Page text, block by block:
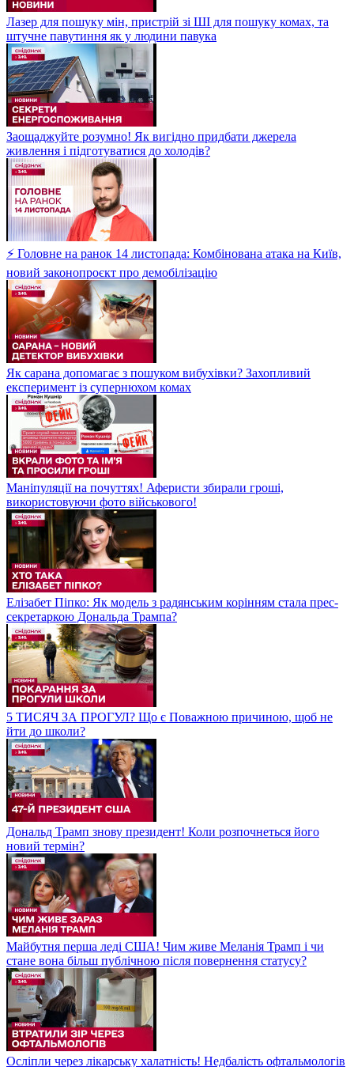
Лазер для пошуку мін, пристрій зі ШІ для пошуку комах, та
штучне павутиння як у людини павука
Заощаджуйте розумно! Як вигідно придбати джерела
живлення і підготуватися до холодів?
⚡ Головне на ранок 14 листопада: Комбінована атака на Київ,
новий законопроєкт про демобілізацію
Як сарана допомагає з пошуком вибухівки? Захопливий
експеримент із супернюхом комах
Маніпуляції на почуттях! Аферисти збирали гроші,
використовуючи фото військового!
Елізабет Піпко: Як модель з радянським корінням стала прес-
секретаркою Дональда Трампа?
5 ТИСЯЧ ЗА ПРОГУЛ? Що є Поважною причиною, щоб не
йти до школи?
Дональд Трамп знову президент! Коли розпочнеться його
новий термін?
Майбутня перша леді США! Чим живе Меланія Трамп і чи
стане вона більш публічною після повернення статусу?
Осліпли через лікарську халатність! Недбалість офтальмологів